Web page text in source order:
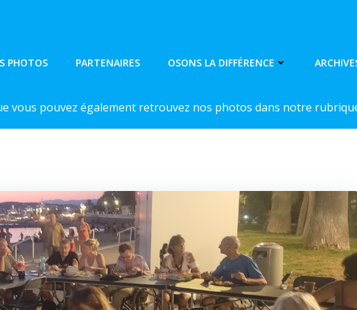
PHOTOS PARTENAIRES OSONS LA DIFFÉRENCE
vous pouvez également retrouvez nos photos dans notre